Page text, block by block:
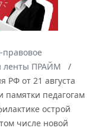
ленты ПРАЙМ
РФ от 21 августа
памятки педагогам
острой
числе новой